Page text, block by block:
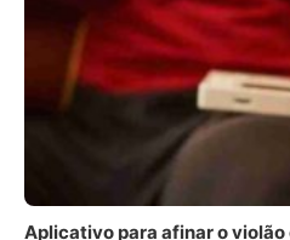
Aplicativo para afinar o violão